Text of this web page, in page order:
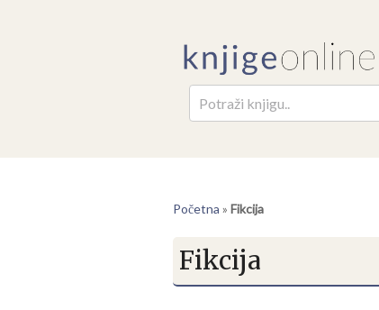
Početna » Fikcija
Fikcija